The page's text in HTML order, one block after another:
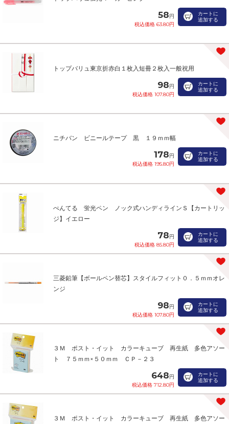
58円
税込価格 63.80円
カートに
追加する
トップバリュ東京折赤白１枚入短冊２枚入一般祝用
98円
税込価格 107.80円
カートに
追加する
ニチバン ビニールテープ 黒 １９ｍｍ幅
178円
税込価格 195.80円
カートに
追加する
ぺんてる 蛍光ペン ノック式ハンディラインＳ【カートリッ
ジ】イエロー
78円
税込価格 85.80円
カートに
追加する
三菱鉛筆【ボールペン替芯】スタイルフィット０．５ｍｍオレ
ンジ
98円
税込価格 107.80円
カートに
追加する
３Ｍ ポスト・イット カラーキューブ 再生紙 多色アソー
ト ７５ｍｍ×５０ｍｍ ＣＰ－２３
648円
税込価格 712.80円
カートに
追加する
３Ｍ ポスト・イット カラーキューブ 再生紙 多色アソー